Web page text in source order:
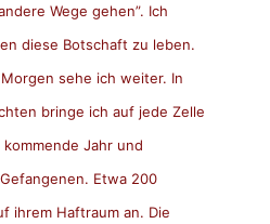
Wege gehen”. Ich
diese Botschaft zu leben.
sehe ich weiter. In
bringe ich auf jede Zelle
Jahr und
Etwa 200
ihrem Haftraum an. Die